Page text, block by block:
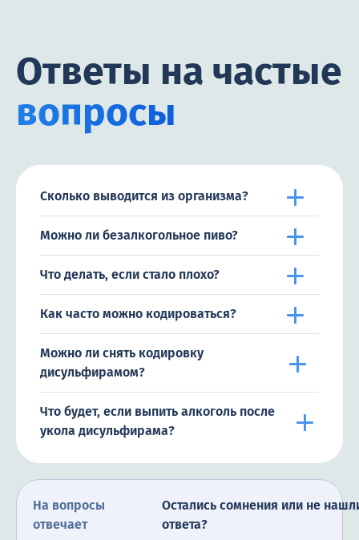
Ответы на частые
вопросы
Сколько выводится из организма?
Можно ли безалкогольное пиво?
Что делать, если стало плохо?
Как часто можно кодироваться?
Можно ли снять кодировку
дисульфирамом?
Что будет, если выпить алкоголь после
укола дисульфирама?
На вопросы
отвечает
Остались сомнения или не
ответа?